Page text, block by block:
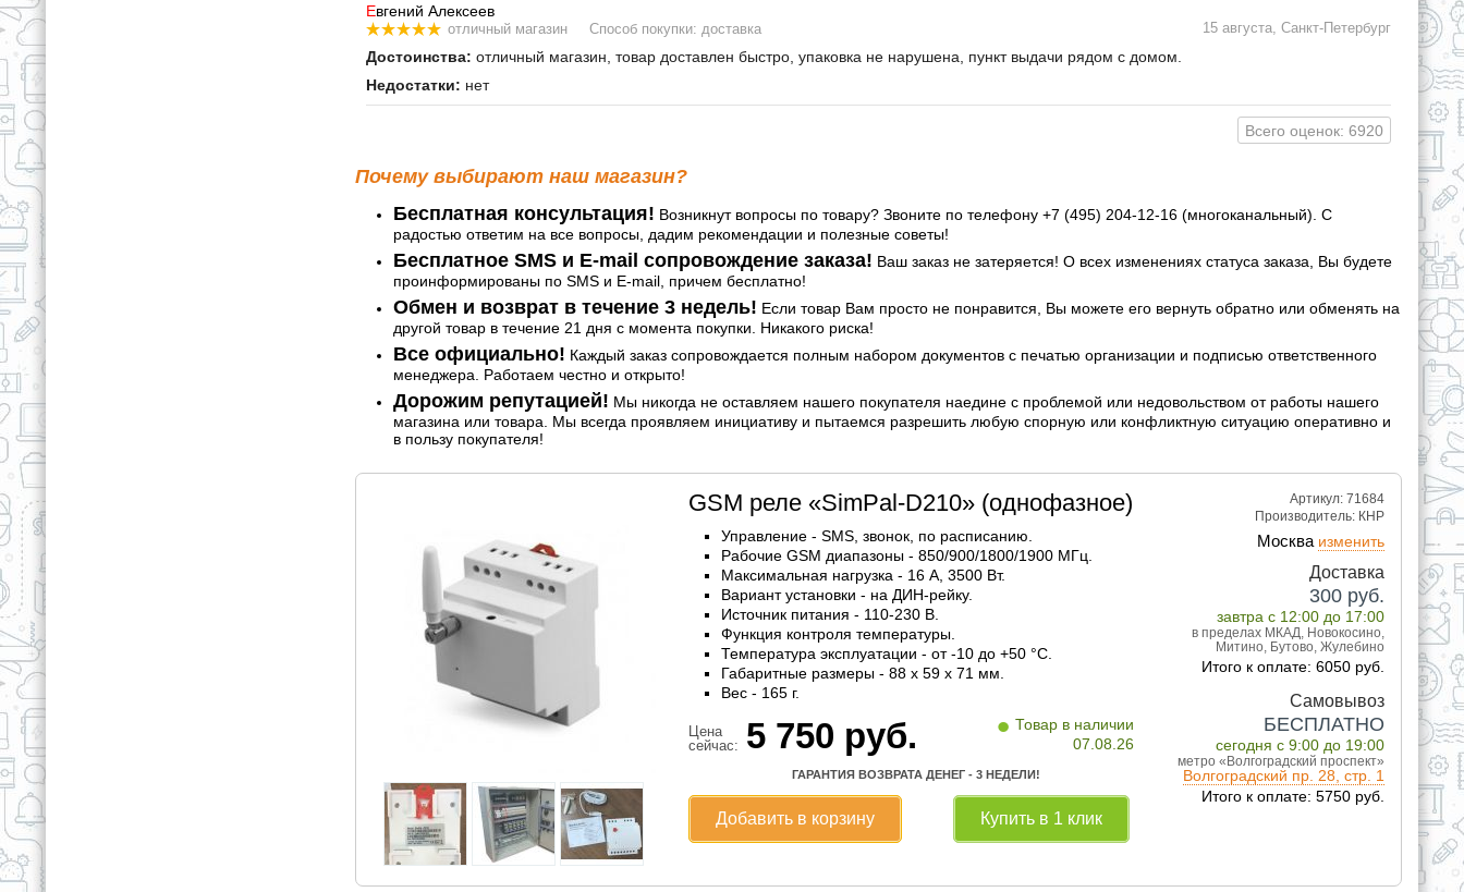
Евгений Алексеев
отличный магазин Способ покупки: доставка 15 августа, Санкт-Петербург
Достоинства: отличный магазин, товар доставлен быстро, упаковка не нарушена, пункт выдачи рядом с домом.
Недостатки: нет
Всего оценок: 6920
Почему выбирают наш магазин?
Бесплатная консультация! Возникнут вопросы по товару? Звоните по телефону +7 (495) 204-12-16 (многоканальный). С
радостью ответим на все вопросы, дадим рекомендации и полезные советы!
Бесплатное SMS и E-mail сопровождение заказа! Ваш заказ не затеряется! О всех изменениях статуса заказа, Вы будете
проинформированы по SMS и E-mail, причем бесплатно!
Обмен и возврат в течение 3 недель! Если товар Вам просто не понравится, Вы можете его вернуть обратно или обменять на
другой товар в течение 21 дня с момента покупки. Никакого риска!
Все официально! Каждый заказ сопровождается полным набором документов с печатью организации и подписью ответственного
менеджера. Работаем честно и открыто!
Дорожим репутацией! Мы никогда не оставляем нашего покупателя наедине с проблемой или недовольством от работы нашего
магазина или товара. Мы всегда проявляем инициативу и пытаемся разрешить любую спорную или конфликтную ситуацию оперативно и
в пользу покупателя!
Артикул: 71684
Производитель: КНР
Москва изменить
Доставка
300 руб.
завтра с 12:00 до 17:00
в пределах МКАД, Новокосино,
Митино, Бутово, Жулебино
Итого к оплате: 6050 руб.
Самовывоз
БЕСПЛАТНО
сегодня с 9:00 до 19:00
метро «Волгоградский проспект»
Волгоградский пр. 28, стр. 1
Итого к оплате: 5750 руб.
GSM реле «SimPal-D210» (однофазное)
Управление - SMS, звонок, по расписанию.
Рабочие GSM диапазоны - 850/900/1800/1900 МГц.
Максимальная нагрузка - 16 А, 3500 Вт.
Вариант установки - на ДИН-рейку.
Источник питания - 110-230 В.
Функция контроля температуры.
Температура эксплуатации - от -10 до +50 °C.
Габаритные размеры - 88 x 59 x 71 мм.
Вес - 165 г.
Цена
сейчас: 5 750 руб. • Товар в наличии
07.08.26
ГАРАНТИЯ ВОЗВРАТА ДЕНЕГ - 3 НЕДЕЛИ!
Добавить в корзину Купить в 1 клик